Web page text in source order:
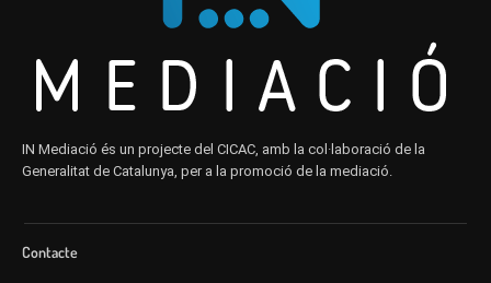
IN Mediació és un projecte del CICAC, amb la col·laboració de la
Generalitat de Catalunya, per a la promoció de la mediació.
Contacte